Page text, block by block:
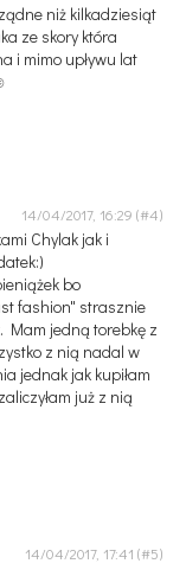
niż kilkadziesiąt
ze skory która
i mimo upływu lat
14/04/2017, 16:29
Chylak jak i
bo
fashion" strasznie
Mam jedną torebkę z
z nią nadal w
jednak jak kupiłam
już z nią
14/04/2017, 17:41